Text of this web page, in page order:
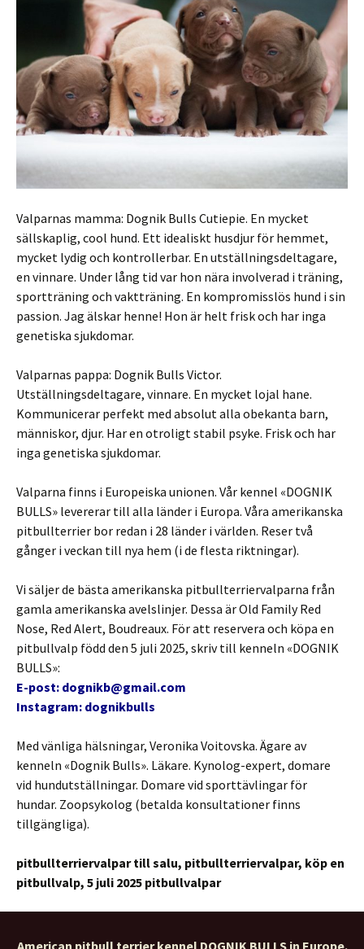
Valparnas mamma: Dognik Bulls Cutiepie. En mycket
sällskaplig, cool hund. Ett idealiskt husdjur för hemmet,
mycket lydig och kontrollerbar. En utställningsdeltagare,
en vinnare. Under lång tid var hon nära involverad i träning,
sportträning och vaktträning. En kompromisslös hund i sin
passion. Jag älskar henne! Hon är helt frisk och har inga
genetiska sjukdomar.
Valparnas pappa: Dognik Bulls Victor.
Utställningsdeltagare, vinnare. En mycket lojal hane.
Kommunicerar perfekt med absolut alla obekanta barn,
människor, djur. Har en otroligt stabil psyke. Frisk och har
inga genetiska sjukdomar.
Valparna finns i Europeiska unionen. Vår kennel «DOGNIK
BULLS» levererar till alla länder i Europa. Våra amerikanska
pitbullterrier bor redan i 28 länder i världen. Reser två
gånger i veckan till nya hem (i de flesta riktningar).
Vi säljer de bästa amerikanska pitbullterriervalparna från
gamla amerikanska avelslinjer. Dessa är Old Family Red
Nose, Red Alert, Boudreaux. För att reservera och köpa en
pitbullvalp född den 5 juli 2025, skriv till kenneln «DOGNIK
BULLS»:
E-post: dognikb@gmail.com
Instagram: dognikbulls
Med vänliga hälsningar, Veronika Voitovska. Ägare av
kenneln «Dognik Bulls». Läkare. Kynolog-expert, domare
vid hundutställningar. Domare vid sporttävlingar för
hundar. Zoopsykolog (betalda konsultationer finns
tillgängliga).
pitbullterriervalpar till salu, pitbullterriervalpar, köp en
pitbullvalp, 5 juli 2025 pitbullvalpar
American pitbull terrier kennel DOGNIK BULLS in Europe.